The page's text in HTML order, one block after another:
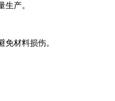
生产。
免材料损伤。